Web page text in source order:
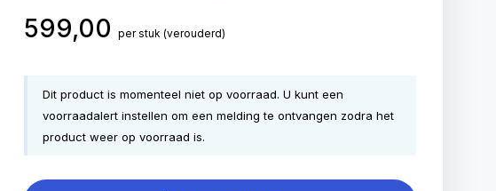
599,00 per stuk (verouderd)
Dit product is momenteel niet op voorraad. U kunt een
voorraadalert instellen om een melding te ontvangen zodra het
product weer op voorraad is.